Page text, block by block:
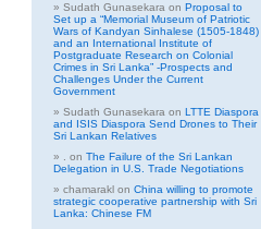
Sudath Gunasekara on Proposal to
Set up a “Memorial Museum of Patriotic
Wars of Kandyan Sinhalese (1505-1848)
and an International Institute of
Postgraduate Research on Colonial
Crimes in Sri Lanka” -Prospects and
Challenges Under the Current
Government
Sudath Gunasekara on LTTE Diaspora
and ISIS Diaspora Send Drones to Their
Sri Lankan Relatives
on The Failure of the Sri Lankan
Delegation in U.S. Trade Negotiations
chamarakl on China willing to promote
strategic cooperative partnership with Sri
Lanka: Chinese FM